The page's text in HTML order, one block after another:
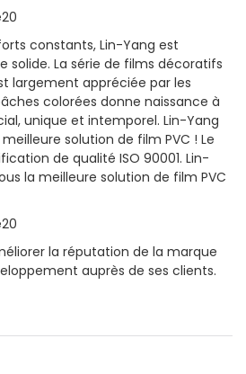
constants, Lin-Yang est
solide. La série de films décoratifs
largement appréciée par les
colorées donne naissance à
unique et intemporel. Lin-Yang
solution de film PVC ! Le
de qualité ISO 90001. Lin-
la meilleure solution de film PVC
la réputation de la marque
auprès de ses clients.